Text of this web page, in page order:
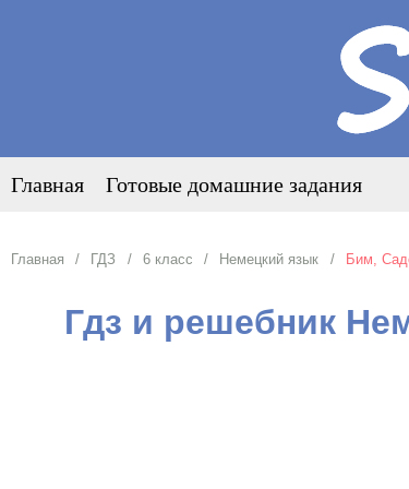
Главная Готовые домашние задания
Главная ГДЗ 6 класс Немецкий язык Бим,
Гдз и решебник